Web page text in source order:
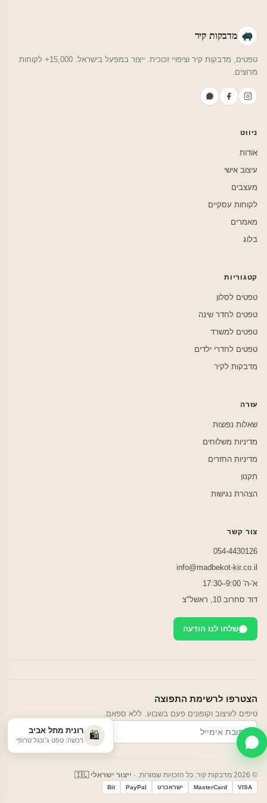
מדבקות קיר
טפטים, מדבקות קיר וציפויי זכוכית. ייצור במפעל בישראל. 15,000+ לקוחות
מרוצים.
ניווט
אודות
עיצוב אישי
מעצבים
לקוחות עסקיים
מאמרים
בלוג
קטגוריות
טפטים לסלון
טפטים לחדר שינה
טפטים למשרד
טפטים לחדרי ילדים
מדבקות לקיר
עזרה
שאלות נפוצות
מדיניות משלוחים
מדיניות החזרים
תקנון
הצהרת נגישות
צור קשר
054-4430126
info@madbekot-kir.co.il
א'-ה' 9:00–17:30
דוד סחרוב 10, ראשל"צ
שלחו לנו הודעה
הצטרפו לרשימת התפוצה
טיפים לעיצוב וקופונים פעם בשבוע. ללא ספאם.
הרשמה
© 2026 מדבקות קיר. כל הזכויות שמורות. · ייצור ישראלי 🇮🇱
VISA
MasterCard ישראכרט PayPal
Bit
🛍️ רונית מתל אביב
רכשה: טפט ג׳ונגל טרופי